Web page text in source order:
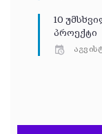
10
პროექტი